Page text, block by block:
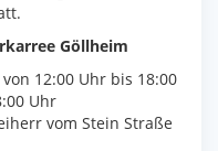
Göllheim
12:00 Uhr bis 18:00
Uhr
vom Stein Straße